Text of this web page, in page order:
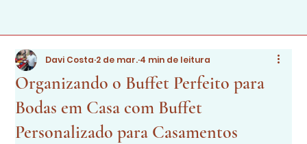
Organizando o Buffet Perfeito para
Bodas em Casa com Buffet
Personalizado para Casamentos
Davi Costa 2 de mar. 4 min de leitura